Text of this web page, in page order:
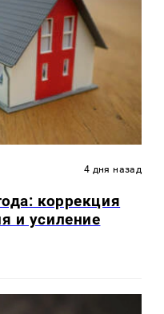
4 дня назад
коррекция
и усиление